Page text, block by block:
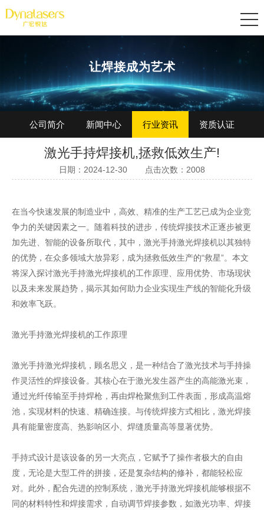
让焊接成为艺术
公司简介 新闻中心 行业资讯 资质认证
加入我们
激光手持焊接机,拯救低效生产!
日期：2024-12-30 点击次数：2008
在当今快速发展的制造业中，高效、精准的生产工艺已成为企业竞
争力的关键因素之一。随着科技的进步，传统焊接技术正逐步被更
加先进、智能的设备所取代，其中，激光手持激光焊接机以其独特
的优势，在众多领域大放异彩，成为拯救低效生产的“救星”。本文
将深入探讨激光手持激光焊接机的工作原理、应用优势、市场现状
以及未来发展趋势，揭示其如何助力企业实现生产线的智能化升级
和效率飞跃。
激光手持激光焊接机的工作原理
激光手持激光焊接机，顾名思义，是一种结合了激光技术与手持操
作灵活性的焊接设备。其核心在于激光发生器产生的高能激光束，
通过光纤传输至手持焊枪，再由焊枪聚焦到工件表面，形成高温熔
池，实现材料的快速、精确连接。与传统焊接方式相比，激光焊接
具有能量密度高、热影响区小、焊缝质量高等显著优势。
手持式设计是该设备的另一大亮点，它赋予了操作者极大的自由
度，无论是大型工件的拼接，还是复杂结构的修补，都能轻松应
对。此外，配合先进的控制系统，激光手持激光焊接机能够根据不
同的材料特性和焊接需求，自动调节焊接参数，如激光功率、焊接